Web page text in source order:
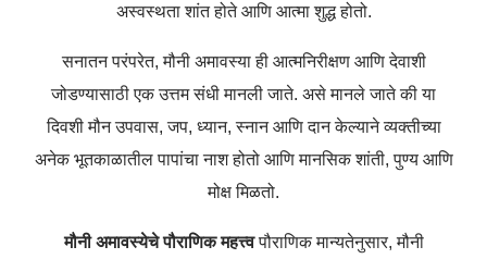
अस्वस्थता शांत होते आणि आत्मा शुद्ध होतो.
सनातन परंपरेत, मौनी अमावस्या ही आत्मनिरीक्षण आणि देवाशी
जोडण्यासाठी एक उत्तम संधी मानली जाते. असे मानले जाते की या
दिवशी मौन उपवास, जप, ध्यान, स्नान आणि दान केल्याने व्यक्तीच्या
अनेक भूतकाळातील पापांचा नाश होतो आणि मानसिक शांती, पुण्य आणि
मोक्ष मिळतो.
मौनी अमावस्येचे पौराणिक महत्त्वपौराणिक मान्यतेनुसार, मौनी